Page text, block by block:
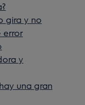
gira y no
error
y
una gran